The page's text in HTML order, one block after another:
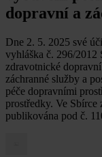
dopravní a
Dne 2. 5. 2025 své
vyhláška č. 296/2012
zdravotnické
záchranné služby a
péče dopravními
prostředky. Ve
publikována pod č.